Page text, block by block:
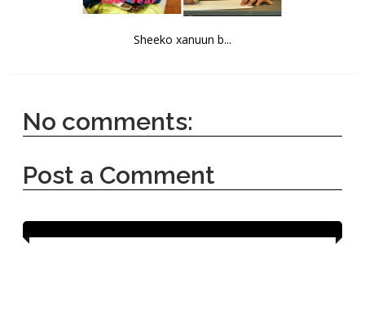
Sheeko xanuun b...
No comments:
Post a Comment